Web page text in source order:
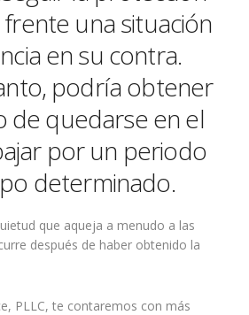
una situación
en su contra.
podría obtener
de quedarse en el
por un periodo
determinado.
que aqueja a menudo a las
después de haber obtenido la
PLLC, te contaremos con más